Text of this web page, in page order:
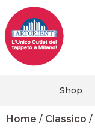
Shop
Home / Classico /